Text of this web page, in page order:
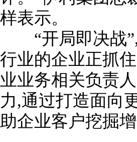
样表示。
“开局即决战”,
行业的企业正抓
业业务相关负责
力,通过打造面向
助企业客户挖掘